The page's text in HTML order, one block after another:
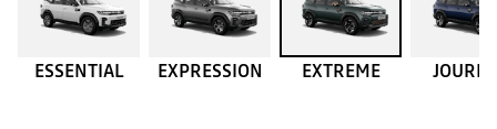
ESSENTIAL EXPRESSION EXTREME